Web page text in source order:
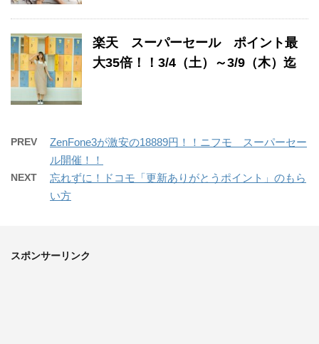
楽天 スーパーセール ポイント最
大35倍！！3/4（土）～3/9（木）迄
PREV
ZenFone3が激安の18889円！！ニフモ スーパーセー
ル開催！！
NEXT
忘れずに！ドコモ「更新ありがとうポイント」のもら
い方
スポンサーリンク